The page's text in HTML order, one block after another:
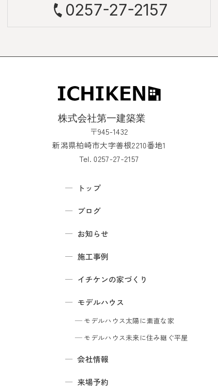
0257-27-2157
〒945-1432
新潟県柏崎市大字善根2210番地1
Tel. 0257-27-2157
トップ
ブログ
お知らせ
施工事例
イチケンの家づくり
モデルハウス
モデルハウス太陽に素直な家
モデルハウス未来に住み継ぐ平屋
会社情報
来場予約